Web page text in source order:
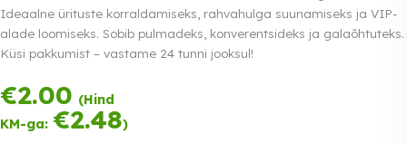
Ideaalne ürituste korraldamiseks, rahvahulga suunamiseks ja VIP-
alade loomiseks. Sobib pulmadeks, konverentsideks ja galaõhtuteks.
Küsi pakkumist – vastame 24 tunni jooksul!
€2.00 (Hind
KM-ga: €2.48)